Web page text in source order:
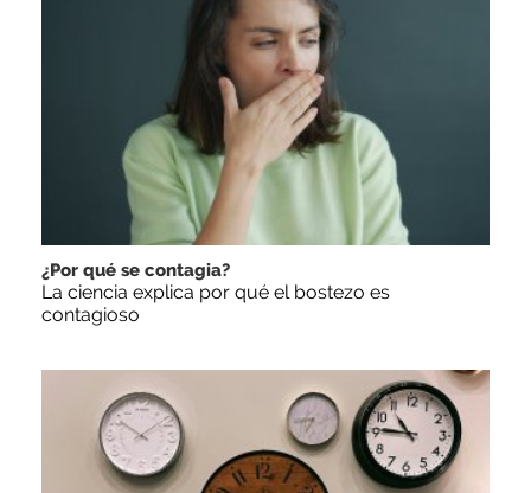
¿Por qué se contagia?
La ciencia explica por qué el bostezo es
contagioso